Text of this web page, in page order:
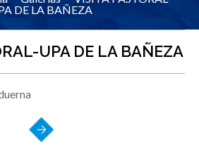
DE LA BAÑEZA
UPA DE LA BAÑEZA